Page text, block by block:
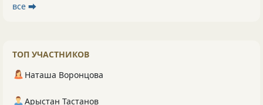
все ⮕
ТОП УЧАСТНИКОВ
Наташа Воронцова
Арыстан Тастанов